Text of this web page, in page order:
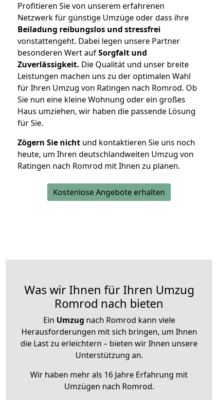
Profitieren Sie von unserem erfahrenen
Netzwerk für günstige Umzüge oder dass ihre
Beiladung reibungslos und stressfrei
vonstattengeht. Dabei legen unsere Partner
besonderen Wert aufSorgfalt und
Zuverlässigkeit. Die Qualität und unser breite
Leistungen machen uns zu der optimalen Wahl
für Ihren Umzug von Ratingen nach Romrod. Ob
Sie nun eine kleine Wohnung oder ein großes
Haus umziehen, wir haben die passende Lösung
für Sie.
Zögern Sie nicht und kontaktieren Sie uns noch
heute, um Ihren deutschlandweiten Umzug von
Ratingen nach Romrod mit Ihnen zu planen.
Kostenlose Angebote erhalten
Was wir Ihnen für Ihren Umzug
Romrod nach bieten
Ein Umzug nach Romrod kann viele
Herausforderungen mit sich bringen, um Ihnen
die Last zu erleichtern – bieten wir Ihnen unsere
Unterstützung an.
Wir haben mehr als 16 Jahre Erfahrung mit
Umzügen nach Romrod.